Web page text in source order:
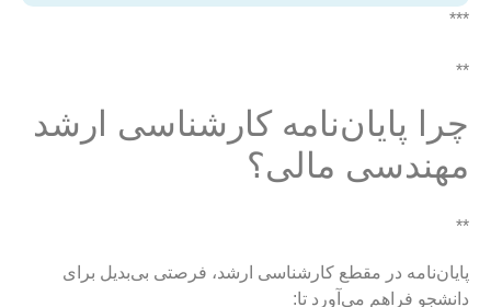
***
**
چرا پایان‌نامه کارشناسی ارشد
مهندسی مالی؟
**
پایان‌نامه در مقطع کارشناسی ارشد، فرصتی بی‌بدیل برای
دانشجو فراهم می‌آورد تا: